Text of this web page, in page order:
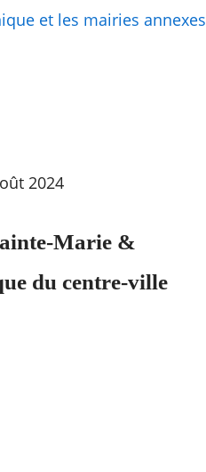
et les mairies annexes
2024
Marie &
du centre-ville